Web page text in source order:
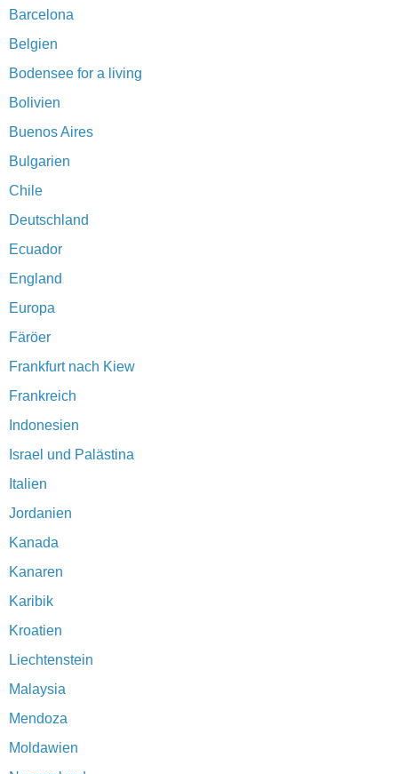
Barcelona
Belgien
Bodensee for a living
Bolivien
Buenos Aires
Bulgarien
Chile
Deutschland
Ecuador
England
Europa
Färöer
Frankfurt nach Kiew
Frankreich
Indonesien
Israel und Palästina
Italien
Jordanien
Kanada
Kanaren
Karibik
Kroatien
Liechtenstein
Malaysia
Mendoza
Moldawien